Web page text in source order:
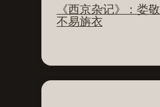
《西京杂记》：娄敬
不易旃衣